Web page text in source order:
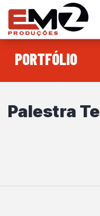
PORTFÓLIO
Palestra